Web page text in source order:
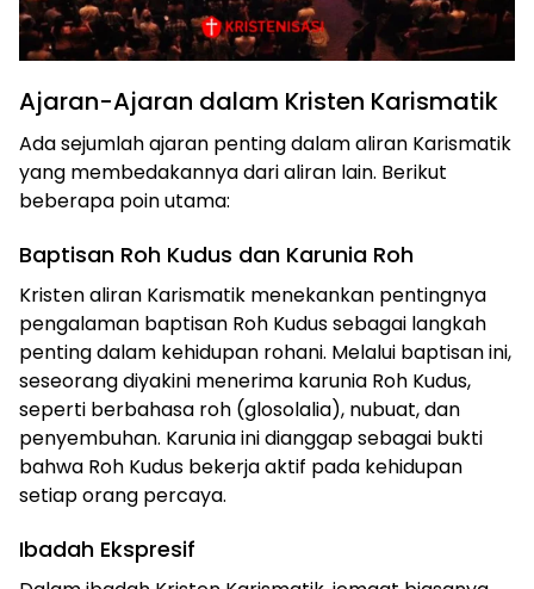
Ajaran-Ajaran dalam Kristen Karismatik
Ada sejumlah ajaran penting dalam aliran Karismatik
yang membedakannya dari aliran lain. Berikut
beberapa poin utama:
Baptisan Roh Kudus dan Karunia Roh
Kristen aliran Karismatik menekankan pentingnya
pengalaman baptisan Roh Kudus sebagai langkah
penting dalam kehidupan rohani. Melalui baptisan ini,
seseorang diyakini menerima karunia Roh Kudus,
seperti berbahasa roh (glosolalia), nubuat, dan
penyembuhan. Karunia ini dianggap sebagai bukti
bahwa Roh Kudus bekerja aktif pada kehidupan
setiap orang percaya.
Ibadah Ekspresif